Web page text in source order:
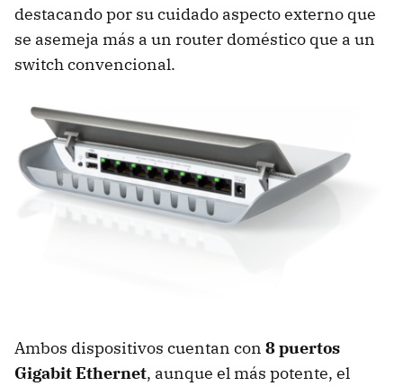
destacando por su cuidado aspecto externo que
se asemeja más a un router doméstico que a un
switch convencional.
Ambos dispositivos cuentan con 8 puertos
Gigabit Ethernet, aunque el más potente, el